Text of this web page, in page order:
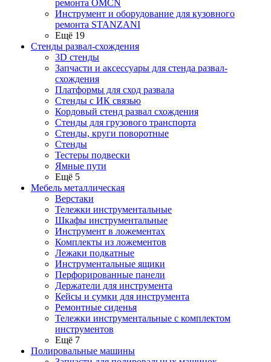
ремонта OMCN
Инструмент и оборудование для кузовного
ремонта STANZANI
Ещё 19
Стенды развал-схождения
3D стенды
Запчасти и аксессуары для стенда развал-
схождения
Платформы для сход развала
Стенды с ИК связью
Кордовый стенд развал схождения
Стенды для грузового транспорта
Стенды, круги поворотные
Стенды
Тестеры подвески
Ямные пути
Ещё 5
Мебель металлическая
Верстаки
Тележки инструментальные
Шкафы инструментальные
Инструмент в ложементах
Комплекты из ложементов
Лежаки подкатные
Инструментальные ящики
Перфорированные панели
Держатели для инструмента
Кейсы и сумки для инструмента
Ремонтные сиденья
Тележки инструментальные с комплектом
инструментов
Ещё 7
Полировальные машины